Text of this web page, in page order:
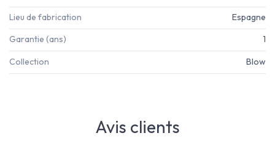
Lieu de fabrication Espagne
Garantie (ans) 1
Collection Blow
Avis clients